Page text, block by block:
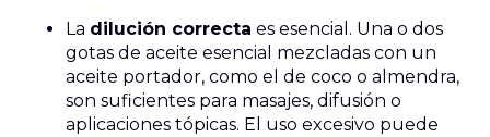
La dilución correcta es esencial. Una o dos
gotas de aceite esencial mezcladas con un
aceite portador, como el de coco o almendra,
son suficientes para masajes, difusión o
aplicaciones tópicas. El uso excesivo puede